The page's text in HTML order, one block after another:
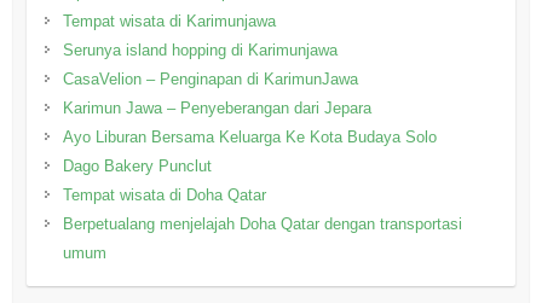
Tempat wisata di Karimunjawa
Serunya island hopping di Karimunjawa
CasaVelion – Penginapan di KarimunJawa
Karimun Jawa – Penyeberangan dari Jepara
Ayo Liburan Bersama Keluarga Ke Kota Budaya Solo
Dago Bakery Punclut
Tempat wisata di Doha Qatar
Berpetualang menjelajah Doha Qatar dengan transportasi
umum